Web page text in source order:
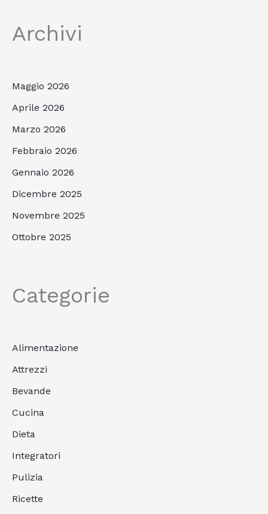
Archivi
Maggio 2026
Aprile 2026
Marzo 2026
Febbraio 2026
Gennaio 2026
Dicembre 2025
Novembre 2025
Ottobre 2025
Categorie
Alimentazione
Attrezzi
Bevande
Cucina
Dieta
Integratori
Pulizia
Ricette